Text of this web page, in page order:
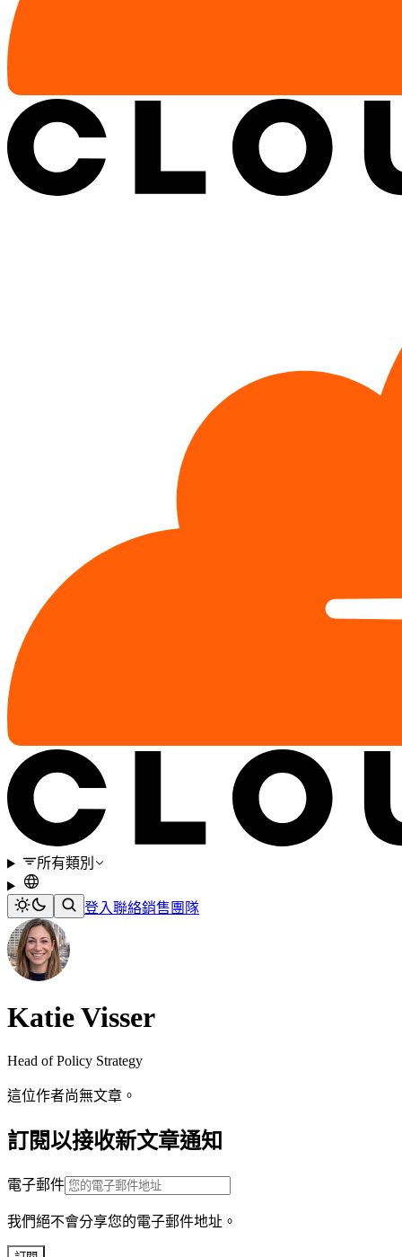
所有類別
登入聯絡銷售團隊
Katie Visser
Head of Policy Strategy
這位作者尚無文章。
訂閱以接收新文章通知
電子郵件
我們絕不會分享您的電子郵件地址。